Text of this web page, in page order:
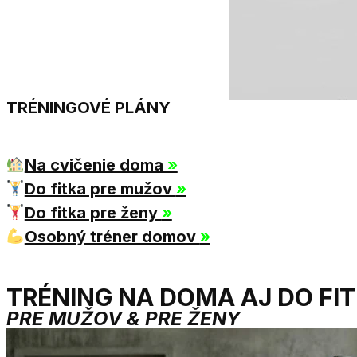
TRÉNINGOVÉ PLÁNY
Na cvičenie doma »
Do fitka pre mužov »
Do fitka pre ženy »
Osobný tréner domov »
TRÉNING NA DOMA AJ DO
PRE MUŽOV & PRE ŽENY